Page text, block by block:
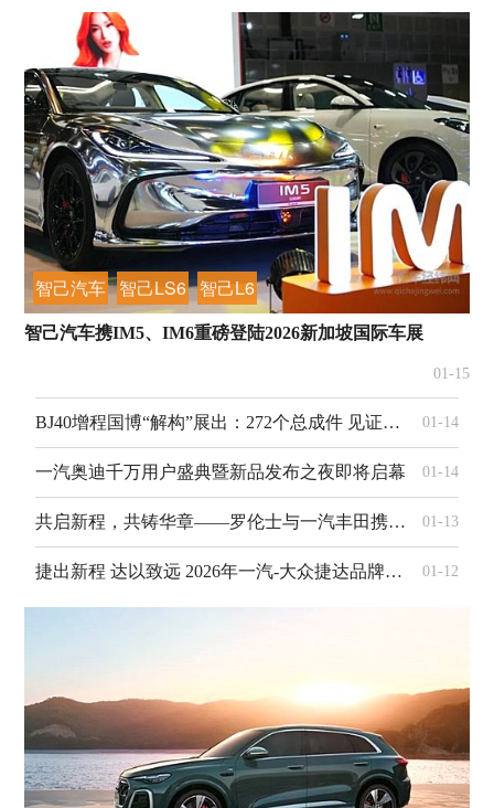
智己汽车 智己LS6 智己L6
智己汽车携IM5、IM6重磅登陆2026新加坡国际车展
01-15
BJ40增程国博“解构”展出：272个总成件 见证中国越野技术演进 01-14
一汽奥迪千万用户盛典暨新品发布之夜即将启幕 01-14
共启新程，共铸华章——罗伦士与一汽丰田携手擘画高端出行新未来 01-13
捷出新程 达以致远 2026年一汽-大众捷达品牌经销商合作伙伴大会圆满收官 01-12